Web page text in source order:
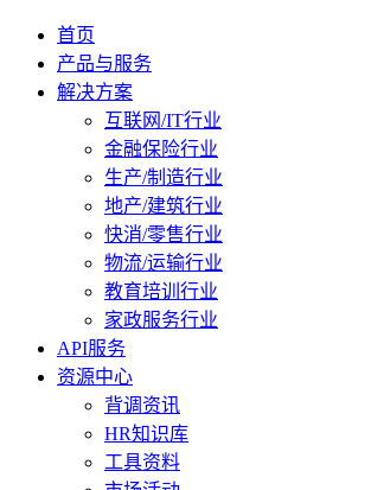
首页
产品与服务
解决方案
互联网/IT行业
金融保险行业
生产/制造行业
地产/建筑行业
快消/零售行业
物流/运输行业
教育培训行业
家政服务行业
API服务
资源中心
背调资讯
HR知识库
工具资料